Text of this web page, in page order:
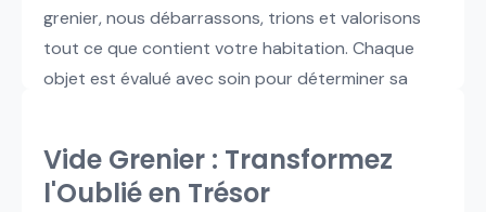
grenier, nous débarrassons, trions et valorisons
tout ce que contient votre habitation. Chaque
objet est évalué avec soin pour déterminer sa
Vide Grenier : Transformez
l'Oublié en Trésor